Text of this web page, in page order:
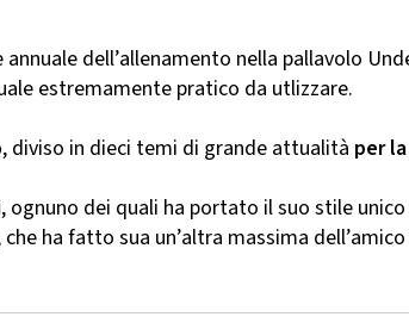
dell’allenamento nella pallavolo
estremamente pratico da utlizzare.
, diviso in dieci temi di grande attualità per
, ognuno dei quali ha portato il suo stile
ha fatto sua un’altra massima